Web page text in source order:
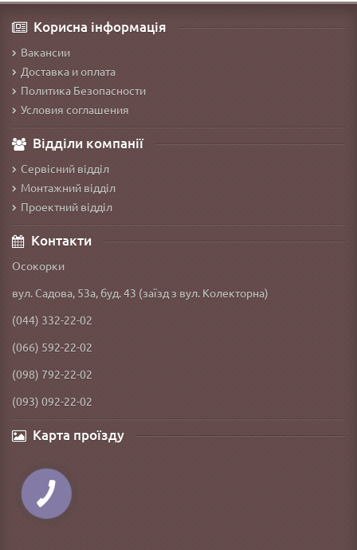
Корисна інформація
Вакансии
Доставка и оплата
Политика Безопасности
Условия соглашения
Відділи компанії
Сервісний відділ
Монтажний відділ
Проектний відділ
Контакти
Осокорки
вул. Садова, 53а, буд. 43 (заїзд з вул. Колекторна)
(044) 332-22-02
(066) 592-22-02
(098) 792-22-02
(093) 092-22-02
Карта проїзду